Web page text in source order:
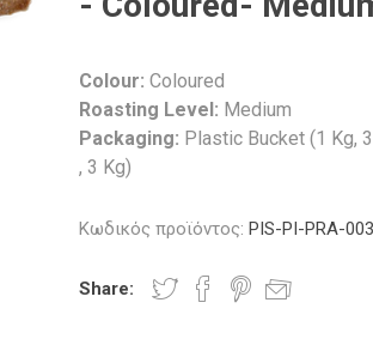
Colour: Coloured
Roasting Level: Medium
Packaging: Plastic Bucket (1 Kg,
, 3 Kg)
Κωδικός προϊόντος: PIS-PI-PRA-003
Share: